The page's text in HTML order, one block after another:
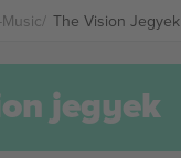
The Vision Jegyek
Belépés
jegyek